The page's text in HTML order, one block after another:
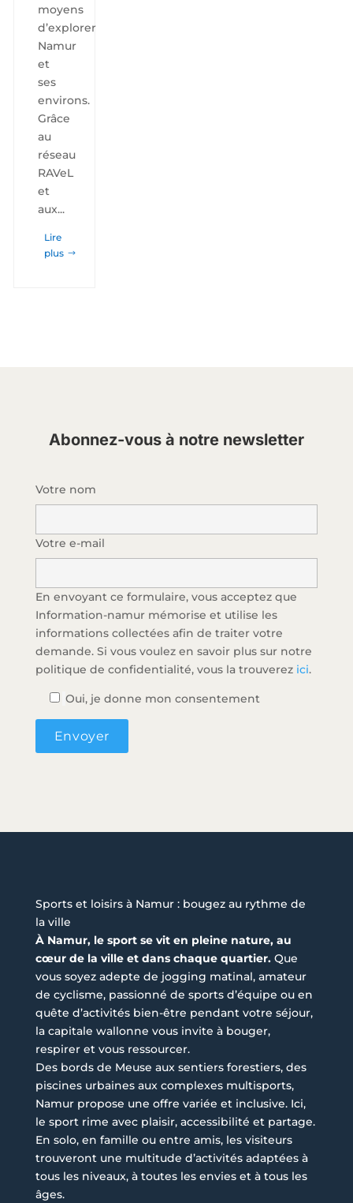
moyens
d’explorer
Namur
et
ses
environs.
Grâce
au
réseau
RAVeL
et
aux...
Lire
plus
Abonnez-vous à notre newsletter
Votre nom
Votre e-mail
En envoyant ce formulaire, vous acceptez que
Information-namur mémorise et utilise les
informations collectées afin de traiter votre
demande. Si vous voulez en savoir plus sur notre
politique de confidentialité, vous la trouverez ici.
Oui, je donne mon consentement
Sports et loisirs à Namur : bougez au rythme de
la ville
À Namur, le sport se vit en pleine nature, au
cœur de la ville et dans chaque quartier.Que
vous soyez adepte de jogging matinal, amateur
de cyclisme, passionné de sports d’équipe ou en
quête d’activités bien-être pendant votre séjour,
la capitale wallonne vous invite à bouger,
respirer et vous ressourcer.
Des bords de Meuse aux sentiers forestiers, des
piscines urbaines aux complexes multisports,
Namur propose une offre variée et inclusive. Ici,
le sport rime avec plaisir, accessibilité et partage.
En solo, en famille ou entre amis, les visiteurs
trouveront une multitude d’activités adaptées à
tous les niveaux, à toutes les envies et à tous les
âges.